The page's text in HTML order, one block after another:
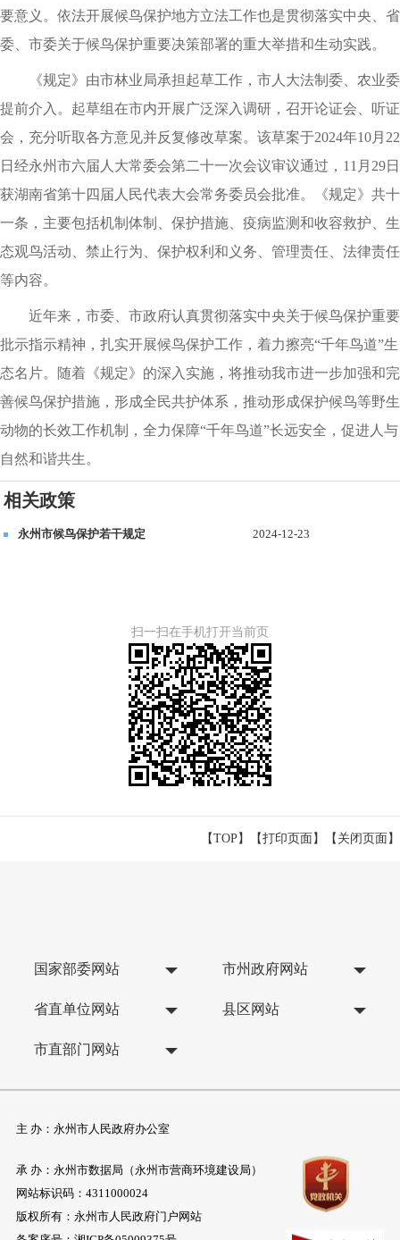
要意义。依法开展候鸟保护地方立法工作也是贯彻落实中央、省
委、市委关于候鸟保护重要决策部署的重大举措和生动实践。
《规定》由市林业局承担起草工作，市人大法制委、农业委
提前介入。起草组在市内开展广泛深入调研，召开论证会、听证
会，充分听取各方意见并反复修改草案。该草案于2024年10月22
日经永州市六届人大常委会第二十一次会议审议通过，11月29日
获湖南省第十四届人民代表大会常务委员会批准。《规定》共十
一条，主要包括机制体制、保护措施、疫病监测和收容救护、生
态观鸟活动、禁止行为、保护权利和义务、管理责任、法律责任
等内容。
近年来，市委、市政府认真贯彻落实中央关于候鸟保护重要
批示指示精神，扎实开展候鸟保护工作，着力擦亮“千年鸟道”生
态名片。随着《规定》的深入实施，将推动我市进一步加强和完
善候鸟保护措施，形成全民共护体系，推动形成保护候鸟等野生
动物的长效工作机制，全力保障“千年鸟道”长远安全，促进人与
自然和谐共生。
相关政策
永州市候鸟保护若干规定 2024-12-23
扫一扫在手机打开当前页
【TOP】 【打印页面】【 关闭页面】
国家部委网站 市州政府网站
省直单位网站 县区网站
市直部门网站
主 办：永州市人民政府办公室
承 办：永州市数据局（永州市营商环境建设局）
网站标识码：4311000024
版权所有：永州市人民政府门户网站